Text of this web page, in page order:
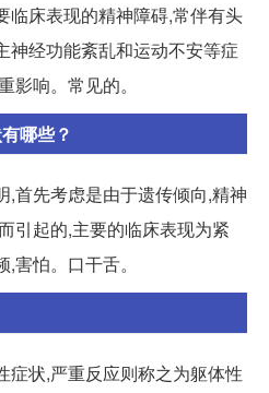
临床表现的精神障碍,常伴有头
神经功能紊乱和运动不安等症
影响。常见的。
哪些？
,首先考虑是由于遗传倾向,精神
引起的,主要的临床表现为紧
害怕。口干舌。
症状,严重反应则称之为躯体性